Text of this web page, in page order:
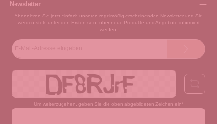
Newsletter
Abonnieren Sie jetzt einfach unseren regelmäßig erscheinenden Newsletter und Sie
werden stets unter den Ersten sein, über neue Produkte und Angebote informiert
werden.
Um weiterzugehen, geben Sie die oben abgebildeten Zeichen ein*